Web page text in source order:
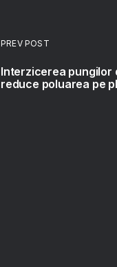
PREV POST
Interzicerea pungilor
reduce poluarea pe